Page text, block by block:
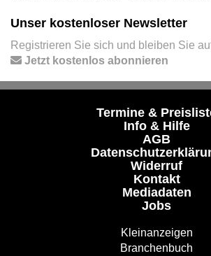
Unser kostenloser Newsletter
Registrieren Sie sich und bleiben Sie
Jetzt kostenlos abonnieren
Termine &
Info & Hilfe
AGB
Widerruf
Kontakt
Mediadaten
Jobs
Kleinanzeigen
Branchenbuch